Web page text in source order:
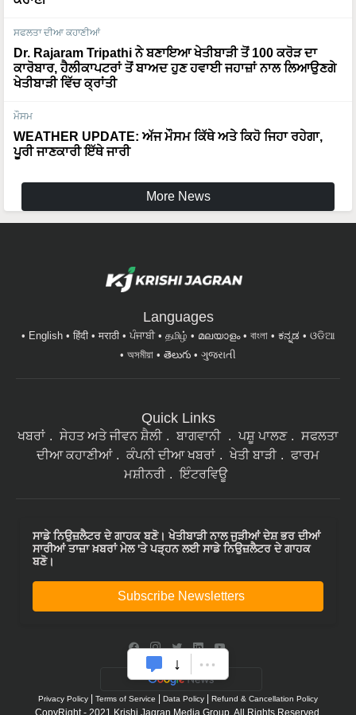
ਸਫਲਤਾ ਦੀਆ ਕਹਾਣੀਆਂ
Dr. Rajaram Tripathi ਨੇ ਬਣਾਇਆ ਖੇਤੀਬਾੜੀ ਤੋਂ 100 ਕਰੋੜ ਦਾ
ਕਾਰੋਬਾਰ, ਹੈਲੀਕਾਪਟਰਾਂ ਤੋਂ ਬਾਅਦ ਹੁਣ ਹਵਾਈ ਜਹਾਜ਼ਾਂ ਨਾਲ ਲਿਆਉਣਗੇ
ਖੇਤੀਬਾੜੀ ਵਿੱਚ ਕ੍ਰਾਂਤੀ
ਮੌਸਮ
WEATHER UPDATE: ਅੱਜ ਮੌਸਮ ਕਿੱਥੇ ਅਤੇ ਕਿਹੋ ਜਿਹਾ ਰਹੇਗਾ,
ਪੂਰੀ ਜਾਣਕਾਰੀ ਇੱਥੇ ਜਾਰੀ
More News
Languages
English हिंदी मराठी ਪੰਜਾਬੀ தமிழ் മലയാളം বাংলা ಕನ್ನಡ
ଓଡିଆ
অসমীয়া
తెలుగు ગુજરાતી
Quick Links
ਖਬਰਾਂ ਸੇਹਤ ਅਤੇ ਜੀਵਨ ਸ਼ੈਲੀ ਬਾਗਵਾਨੀ ਪਸ਼ੂ ਪਾਲਣ
ਸਫਲਤਾ
ਦੀਆ ਕਹਾਣੀਆਂ
ਕੰਪਨੀ ਦੀਆ ਖਬਰਾਂ ਖੇਤੀ ਬਾੜੀ
ਫਾਰਮ
ਮਸ਼ੀਨਰੀ
ਇੰਟਰਵਿਊ
ਸਾਡੇ ਨਿਉਜ਼ਲੈਟਰ ਦੇ ਗਾਹਕ ਬਣੋ। ਖੇਤੀਬਾੜੀ ਨਾਲ ਜੁੜੀਆਂ ਦੇਸ਼ ਭਰ ਦੀਆਂ
ਸਾਰੀਆਂ ਤਾਜ਼ਾ ਖ਼ਬਰਾਂ ਮੇਲ 'ਤੇ ਪੜ੍ਹਨ ਲਈ ਸਾਡੇ ਨਿਉਜ਼ਲੈਟਰ ਦੇ ਗਾਹਕ
ਬਣੋ।
Subscribe Newsletters
Privacy Policy Terms of Service Data Policy Refund & Cancellation Policy
CopyRight - 2021 Krishi Jagran Media Group. All Rights Reserved.